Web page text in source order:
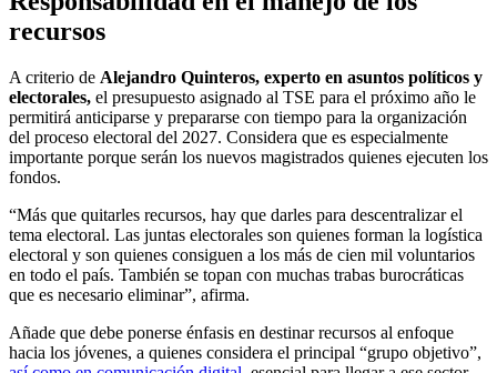
recursos
A criterio de Alejandro Quinteros, experto en asuntos políticos y
electorales, el presupuesto asignado al TSE para el próximo año le
permitirá anticiparse y prepararse con tiempo para la organización
del proceso electoral del 2027. Considera que es especialmente
importante porque serán los nuevos magistrados quienes ejecuten los
fondos.
“Más que quitarles recursos, hay que darles para descentralizar el
tema electoral. Las juntas electorales son quienes forman la logística
electoral y son quienes consiguen a los más de cien mil voluntarios
en todo el país. También se topan con muchas trabas burocráticas
que es necesario eliminar”, afirma.
Añade que debe ponerse énfasis en destinar recursos al enfoque
hacia los jóvenes, a quienes considera el principal “grupo objetivo”,